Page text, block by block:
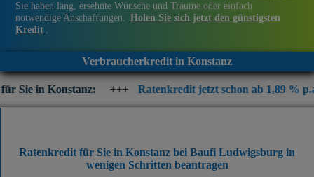
Sie haben lang, ersehnte Wünsche und Träume oder einfach
notwendige Anschaffungen. Holen Sie sich jetzt den günstigsten
Kredit .
Verbraucherkredit in Konstanz
+++ Ratenkredit jetzt schon ab 1,89 % p.a. eff.
Ratenkredit für Sie in Konstanz bei Baufi Ludwigsburg in
wenigen Schritten beantragen